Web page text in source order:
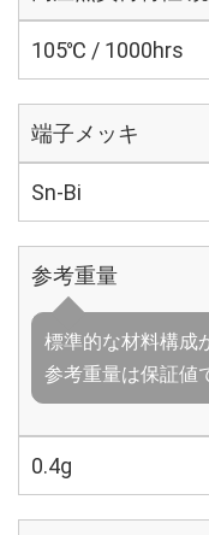
105℃ / 1000hrs
端子メッキ
Sn-Bi
参考重量
標準的な材料構成
参考重量は保証値
0.4g